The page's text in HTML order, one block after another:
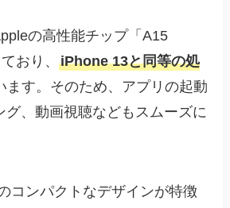
の高性能チップ「A15
おり、iPhone 13と同等の処
ます。そのため、アプリの起動
グ、動画視聴などもスムーズに
コンパクトなデザインが特徴